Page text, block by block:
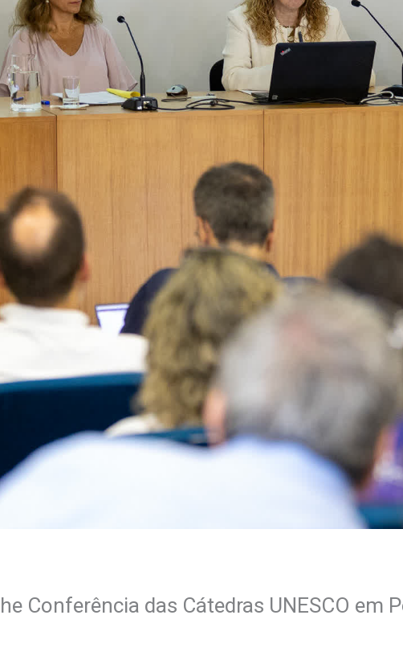
Conferência das Cátedras UNESCO em